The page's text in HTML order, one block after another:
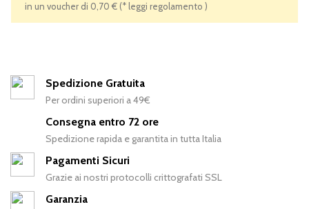
in un voucher di 0,70 € (* leggi regolamento )
Spedizione Gratuita
Per ordini superiori a 49€
Consegna entro 72 ore
Spedizione rapida e garantita in tutta Italia
Pagamenti Sicuri
Grazie ai nostri protocolli crittografati SSL
Garanzia